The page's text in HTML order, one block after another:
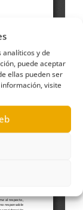
analíticos y de
puede aceptar
ellas pueden ser
visite